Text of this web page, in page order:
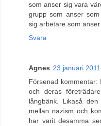
som anser sig vara
grupp som anser
sig arbetare som
Svara
Agnes 23 januari
Försenad
och deras
långbänk. Likaså
mellan nazism och
har varit desamma